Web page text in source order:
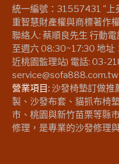
統一編號：31557431 "
重智慧財產權與商標著作
聯絡人: 蔡順良先生 行動
至週六 08:30~17:30 地址
近桃園監理站) 電話: 03-
service@sofa888.com.tw
營業項目: 沙發椅墊訂做推
製、沙發布套、貓抓布椅
市、桃園與新竹苗栗等縣
修理，是專業的沙發修理